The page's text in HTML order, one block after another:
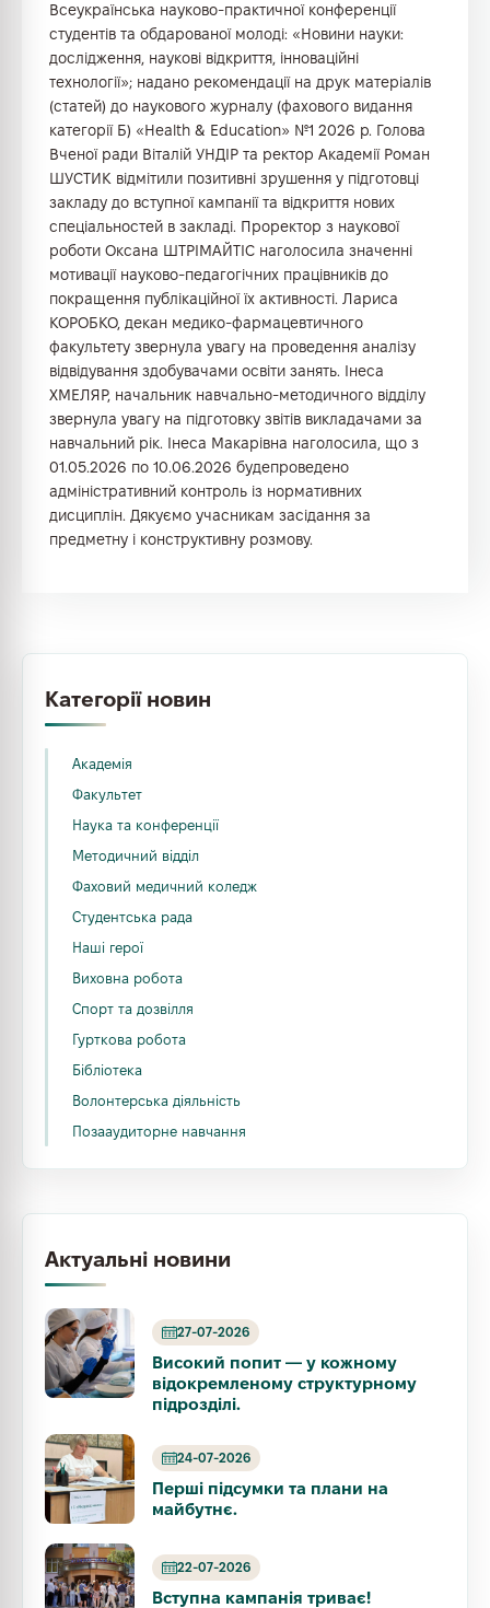
Всеукраїнська науково-практичної конференції
студентів та обдарованої молоді: «Новини науки:
дослідження, наукові відкриття, інноваційні
технології»; надано рекомендації на друк матеріалів
(статей) до наукового журналу (фахового видання
категорії Б) «Health & Education» №1 2026 р. Голова
Вченої ради Віталій УНДІР та ректор Академії Роман
ШУСТИК відмітили позитивні зрушення у підготовці
закладу до вступної кампанії та відкриття нових
спеціальностей в закладі. Проректор з наукової
роботи Оксана ШТРІМАЙТІС наголосила значенні
мотивації науково-педагогічних працівників до
покращення публікаційної їх активності. Лариса
КОРОБКО, декан медико-фармацевтичного
факультету звернула увагу на проведення аналізу
відвідування здобувачами освіти занять. Інеса
ХМЕЛЯР, начальник навчально-методичного відділу
звернула увагу на підготовку звітів викладачами за
навчальний рік. Інеса Макарівна наголосила, що з
01.05.2026 по 10.06.2026 будепроведено
адміністративний контроль із нормативних
дисциплін. Дякуємо учасникам засідання за
предметну і конструктивну розмову.
Категорії новин
Академія
Факультет
Наука та конференції
Методичний відділ
Фаховий медичний коледж
Студентська рада
Наші герої
Виховна робота
Спорт та дозвілля
Гурткова робота
Бібліотека
Волонтерська діяльність
Позааудиторне навчання
Актуальні новини
Високий попит — у кожному
відокремленому структурному
підрозділі.
27-07-2026
Перші підсумки та плани на
майбутнє.
24-07-2026
Вступна кампанія триває!
22-07-2026